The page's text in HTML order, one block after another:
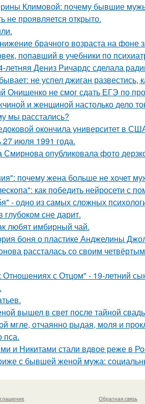
Климовой: почему бывшие
не проявляется открыто.
брачного возраста на фоне
попавший в учебники по
Дениз Ричардс сделала
не успел джиган развестись,
Онищенко не смог сдать ЕГЭ по
и женщиной настолько дело
мы расстались?
окончила университет в
июля 1991 года.
Смирнова опубликовала фото
почему жена больше не хочет
как победить нейросети с
- одно из самых сложных
сне дарит.
любят имбирный чай.
боня о пластике Анджелины
рассталась со своим
с Отцом" - 19-летний
вышел в свет после тайной
мгле, отчаянно рыдая, моля и
пса.
и Никитами стали вдвое реже в
с бывшей женой мужа:
Обратная связь